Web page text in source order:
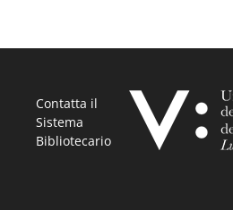
Contatta il
Sistema
Bibliotecario